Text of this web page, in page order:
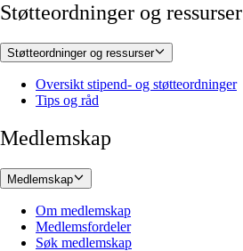
Støtteordninger og ressurser
Støtteordninger og ressurser
Oversikt stipend- og støtteordninger
Tips og råd
Medlemskap
Medlemskap
Om medlemskap
Medlemsfordeler
Søk medlemskap